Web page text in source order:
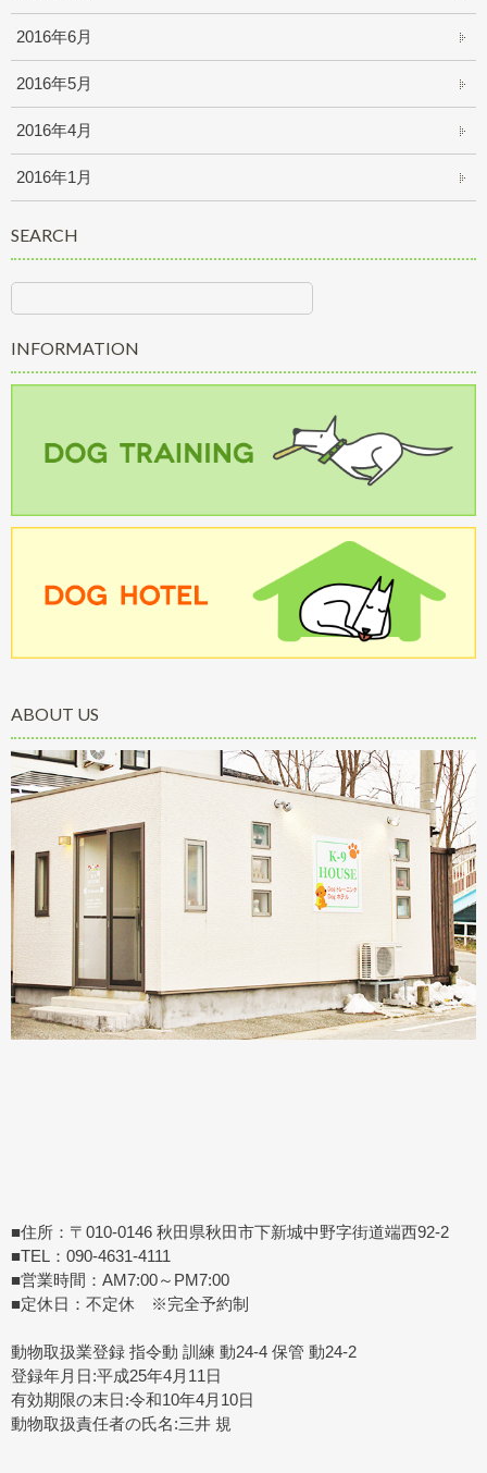
2016年6月
2016年5月
2016年4月
2016年1月
SEARCH
INFORMATION
ABOUT US
■住所：〒010-0146 秋田県秋田市下新城中野字街道端西92-2
■TEL：090-4631-4111
■営業時間：AM7:00～PM7:00
■定休日：不定休 ※完全予約制
動物取扱業登録 指令動 訓練 動24-4 保管 動24-2
登録年月日:平成25年4月11日
有効期限の末日:令和10年4月10日
動物取扱責任者の氏名:三井 規